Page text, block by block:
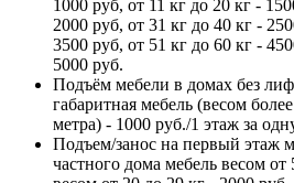
1000 руб, от 11 кг до 20 кг -
2000 руб, от 31 кг до 40 кг -
3500 руб, от 51 кг до 60 кг -
5000 руб.
Подъём мебели в домах без
габаритная мебель (весом
метра) - 1000 руб./1 этаж за
Подъем/занос на первый этаж
частного дома мебель весом от